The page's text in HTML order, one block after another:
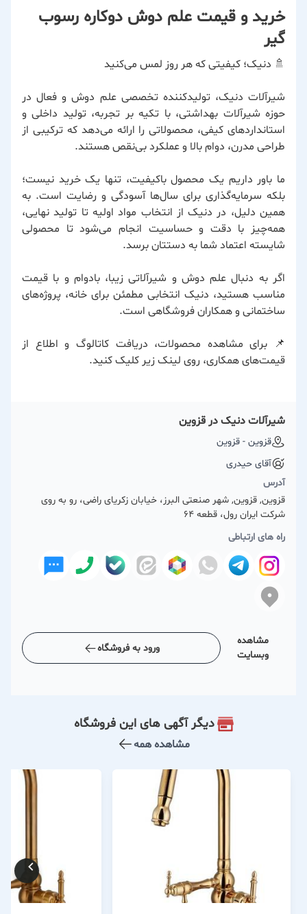
خرید و قیمت علم دوش دوکاره رسوب
گیر
🚿 دنیک؛ کیفیتی که هر روز لمس می‌کنید
شیرآلات دنیک، تولیدکننده تخصصی علم دوش و فعال در
حوزه شیرآلات بهداشتی، با تکیه بر تجربه، تولید داخلی و
استانداردهای کیفی، محصولاتی را ارائه می‌دهد که ترکیبی از
طراحی مدرن، دوام بالا و عملکرد بی‌نقص هستند.
ما باور داریم یک محصول باکیفیت، تنها یک خرید نیست؛
بلکه سرمایه‌گذاری برای سال‌ها آسودگی و رضایت است. به
همین دلیل، در دنیک از انتخاب مواد اولیه تا تولید نهایی،
همه‌چیز با دقت و حساسیت انجام می‌شود تا محصولی
شایسته اعتماد شما به دستتان برسد.
اگر به دنبال علم دوش و شیرآلاتی زیبا، بادوام و با قیمت
مناسب هستید، دنیک انتخابی مطمئن برای خانه، پروژه‌های
ساختمانی و همکاران فروشگاهی است.
📌 برای مشاهده محصولات، دریافت کاتالوگ و اطلاع از
قیمت‌های همکاری، روی لینک زیر کلیک کنید.
شیرآلات دنیک در قزوین
قزوین - قزوین
آقای حیدری
آدرس
قزوین, قزوین, شهر صنعتی البرز، خیابان زکریای راضی، رو به روی
شرکت ایران رول، قطعه 64
راه های ارتباطی
مشاهده
وبسایت
ورود به فروشگاه
دیگر آگهی های این فروشگاه
مشاهده همه